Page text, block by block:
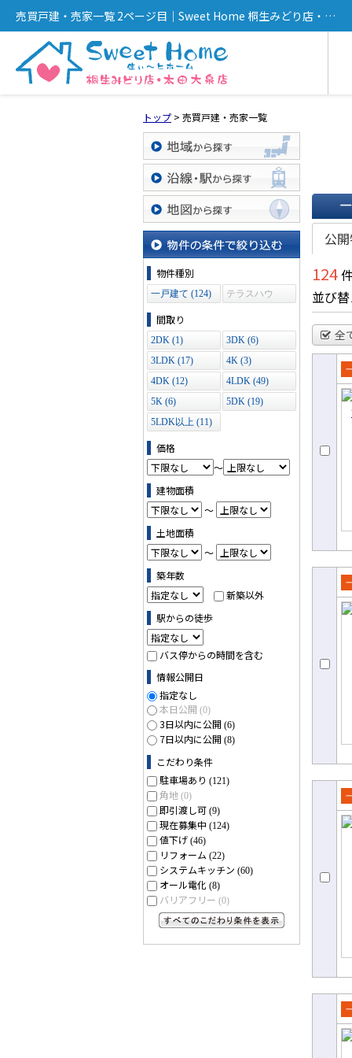
売買戸建・売家一覧 2ページ目｜Sweet Home 桐生みどり店・太
田大泉店
トップ > 売買戸建・売家一覧
地域から探す
沿線・駅から探す
地図から探す
物件の条件で絞り込む
物件種別
一戸建て (124)
テラスハウ
間取り
2DK (1)
3DK (6)
3LDK (17)
4K (3)
4DK (12)
4LDK (49)
5K (6)
5DK (19)
5LDK以上 (11)
価格
～
建物面積
～
土地面積
～
築年数
新築以外
駅からの徒歩
バス停からの時間を含む
情報公開日
指定なし
本日公開 (0)
3日以内に公開 (6)
7日以内に公開 (8)
こだわり条件
駐車場あり (121)
角地 (0)
即引渡し可 (9)
現在募集中 (124)
値下げ (46)
リフォーム (22)
システムキッチン (60)
オール電化 (8)
バリアフリー (0)
一覧
公
124
並び
全
て
て
て
て